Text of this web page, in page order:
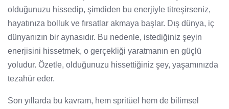
olduğunuzu hissedip, şimdiden bu enerjiyle titreşirseniz,
hayatınıza bolluk ve fırsatlar akmaya başlar. Dış dünya, iç
dünyanızın bir aynasıdır. Bu nedenle, istediğiniz şeyin
enerjisini hissetmek, o gerçekliği yaratmanın en güçlü
yoludur. Özetle, olduğunuzu hissettiğiniz şey, yaşamınızda
tezahür eder.
Son yıllarda bu kavram, hem spritüel hem de bilimsel